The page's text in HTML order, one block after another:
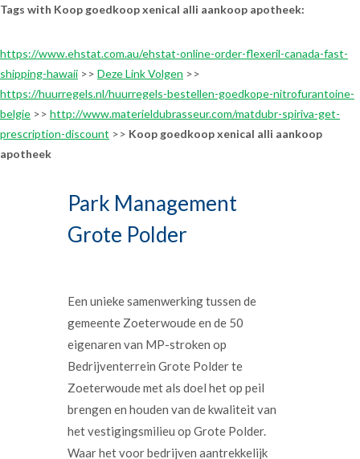
Tags with Koop goedkoop xenical alli aankoop apotheek:
https://www.ehstat.com.au/ehstat-online-order-flexeril-canada-fast-
shipping-hawaii >> Deze Link Volgen >>
https://huurregels.nl/huurregels-bestellen-goedkope-nitrofurantoine-
belgie >> http://www.materieldubrasseur.com/matdubr-spiriva-get-
prescription-discount >> Koop goedkoop xenical alli aankoop
apotheek
Park Management
Grote Polder
Een unieke samenwerking tussen de
gemeente Zoeterwoude en de 50
eigenaren van MP-stroken op
Bedrijventerrein Grote Polder te
Zoeterwoude met als doel het op peil
brengen en houden van de kwaliteit van
het vestigingsmilieu op Grote Polder.
Waar het voor bedrijven aantrekkelijk